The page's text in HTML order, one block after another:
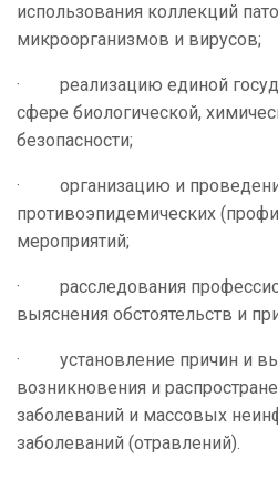
использования коллекций
микроорганизмов и вирусов;
· реализацию единой
сфере биологической,
безопасности;
· организацию и
противоэпидемических
мероприятий;
· расследования
выяснения обстоятельств и
· установление причин и
возникновения и
заболеваний и массовых
заболеваний (отравлений).